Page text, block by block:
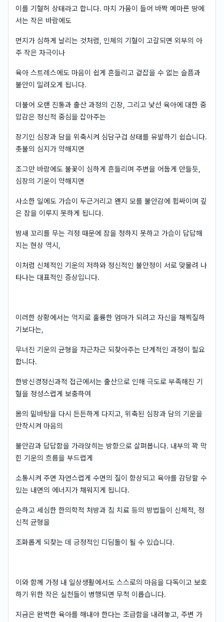
이를 기혈허 상태라고 합니다. 마치 가뭄이 들어 바짝 메마른 땅에
서는 작은 바람에도
먼지가 심하게 날리는 것처럼, 인체의 기혈이 고갈되면 외부의 아
주 작은 자극이나
육아 스트레스에도 마음이 쉽게 흔들리고 겉잡을 수 없는 슬픔과
불안이 밀려오게 됩니다.
더불어 오랜 진통과 출산 과정의 긴장, 그리고 낯선 육아에 대한 중
압감은 정신적 중심을 잡아주는
장기인 심장과 담을 위축시켜 심담구겁 상태를 유발하기 쉽습니다.
촛불의 심지가 약해지면
조그만 바람에도 불꽃이 심하게 흔들리며 주변을 어둡게 만들듯,
심장의 기운이 약해지면
사소한 일에도 가슴이 두근거리고 왠지 모를 불안감에 휩싸이며 깊
은 잠을 이루지 못하게 됩니다.
밤새 꼬리를 무는 걱정 때문에 잠을 청하지 못하고 가슴이 답답해
지는 현상 역시,
이처럼 신체적인 기운의 저하와 정신적인 불안정이 서로 맞물려 나
타나는 대표적인 증상입니다.
이러한 상황에서는 억지로 훌륭한 엄마가 되려고 자신을 채찍질하
기보다는,
무너진 기운의 균형을 차근차근 되찾아주는 단계적인 과정이 필요
합니다.
한방신경정신과적 접근에서는 출산으로 인해 극도로 부족해진 기
혈을 정성스럽게 보충하여
몸의 밑바탕을 다시 든든하게 다지고, 위축된 심장과 담의 기운을
안착시켜 마음의
불안감과 답답함을 가라앉히는 방향으로 살펴봅니다. 내부의 꽉 막
힌 기운의 흐름을 부드럽게
소통시켜 주면 자연스럽게 수면의 질이 향상되고 육아를 감당할 수
있는 내면의 에너지가 채워지게 됩니다.
순하고 세심한 한의학적 처방과 침 치료 등의 방법들이 신체적, 정
신적 균형을
조화롭게 되찾는 데 긍정적인 디딤돌이 될 수 있습니다.
이와 함께 가정 내 일상생활에서도 스스로의 마음을 다독이고 보호
하기 위한 작은 실천들이 병행되면 무척 이롭습니다.
지금은 완벽한 육아를 해내야 한다는 조급함을 내려놓고, 주변 가